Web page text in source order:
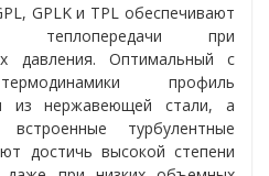
GPLK и TPL обеспечивают
теплопередачи при
давления. Оптимальный с
профиль
из нержавеющей стали, а
турбулентные
достичь высокой степени